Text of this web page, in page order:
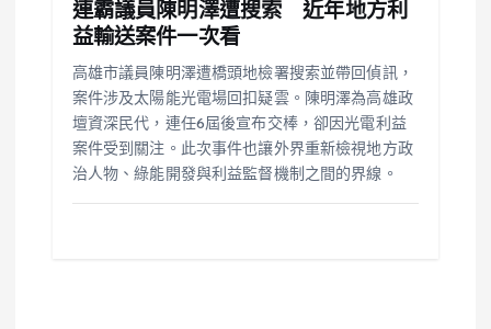
連霸議員陳明澤遭搜索 近年地方利
益輸送案件一次看
高雄市議員陳明澤遭橋頭地檢署搜索並帶回偵訊，
案件涉及太陽能光電場回扣疑雲。陳明澤為高雄政
壇資深民代，連任6屆後宣布交棒，卻因光電利益
案件受到關注。此次事件也讓外界重新檢視地方政
治人物、綠能開發與利益監督機制之間的界線。